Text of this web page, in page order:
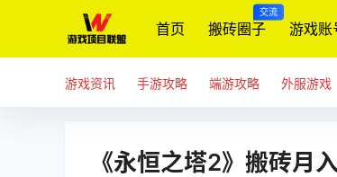
首页 搬砖圈子
交流
游戏账
游戏资讯 手游攻略 端游攻略 外服游戏
《永恒之塔2》搬砖月